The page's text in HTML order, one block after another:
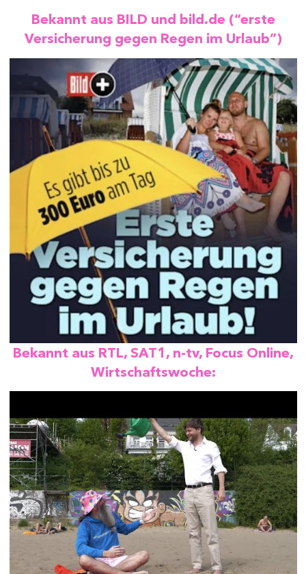
Bekannt aus BILD und bild.de (“erste
Versicherung gegen Regen im Urlaub”)
Bekannt aus RTL, SAT1, n-tv, Focus Online,
Wirtschaftswoche: